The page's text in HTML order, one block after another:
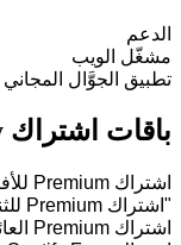
الدعم
مشغّل الويب
تطبيق الجوَّال المجاني
باقات اشتراك Spotify
اشتراك Premium للأفراد
"اشتراك Premium للثنائي"
اشتراك Premium العائلي